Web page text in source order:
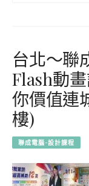
台北～聯
Flash動
你價值連
樓)
聯成電腦-設計課程